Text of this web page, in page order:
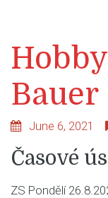
Bauer
June 6, 2021
Časové
ZS Pondělí